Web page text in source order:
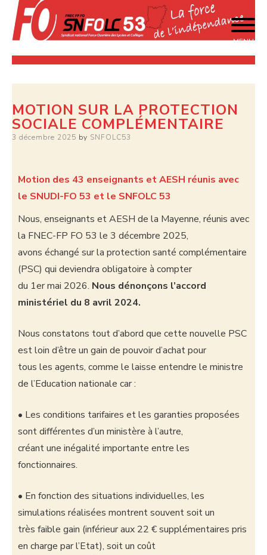
SNFOLC 53
La force de l'indépendance
MENU
MOTION SUR LA PROTECTION
SOCIALE COMPLÉMENTAIRE
3 décembre 2025 by SNFOLC53
Motion des 43 enseignants et AESH réunis avec
le SNUDI-FO 53 et le SNFOLC 53
Nous, enseignants et AESH de la Mayenne, réunis avec
la FNEC-FP FO 53 le 3 décembre 2025,
avons échangé sur la protection santé complémentaire
(PSC) qui deviendra obligatoire à compter
du 1er mai 2026. Nous dénonçons l’accord
ministériel du 8 avril 2024.
Nous constatons tout d’abord que cette nouvelle PSC
est loin d’être un gain de pouvoir d’achat pour
tous les agents, comme le laisse entendre le ministre
de l’Education nationale car :
• Les conditions tarifaires et les garanties proposées
sont différentes d’un ministère à l’autre,
créant une inégalité importante entre les
fonctionnaires.
• En fonction des situations individuelles, les
simulations réalisées montrent souvent soit un
très faible gain (inférieur aux 22 € supplémentaires pris
en charge par l’Etat), soit un coût